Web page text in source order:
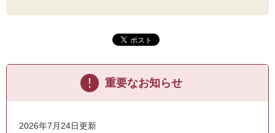
重要なお知らせ
2026年7月24日更新